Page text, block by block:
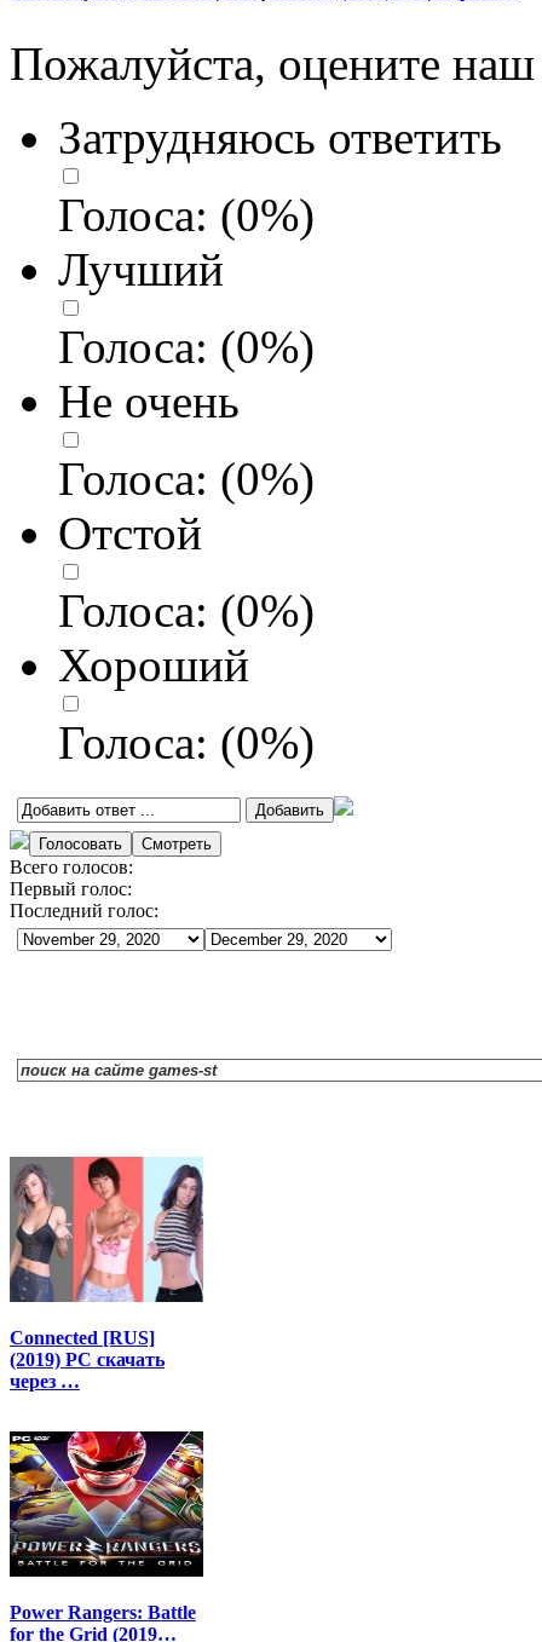
Пожалуйста, оцените наш
Затрудняюсь ответить
Голоса: (0%)
Лучший
Голоса: (0%)
Не очень
Голоса: (0%)
Отстой
Голоса: (0%)
Хороший
Голоса: (0%)
Всего голосов:
Первый голос:
Последний голос:
Connected [RUS]
(2019) PC скачать
через …
Power Rangers: Battle
for the Grid (2019…